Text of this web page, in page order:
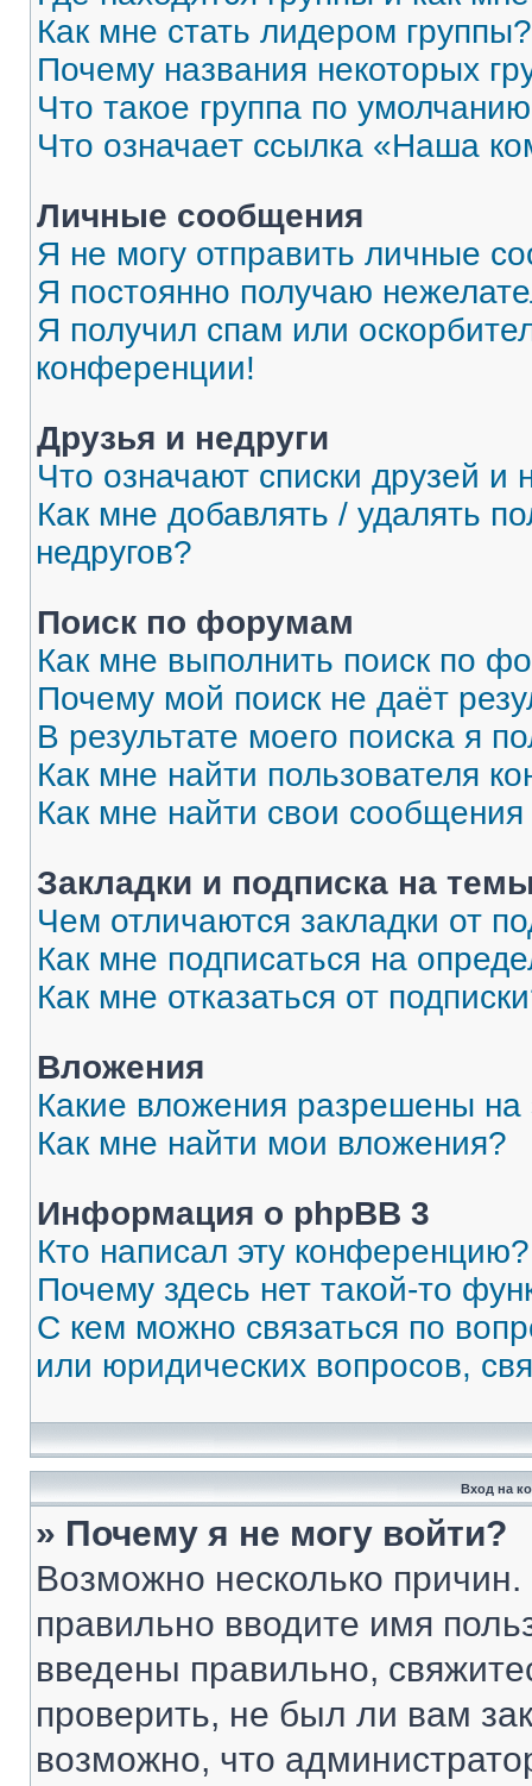
Как мне стать лидером группы?
Почему названия некоторых
Что такое группа по
Что означает ссылка «Наша
Личные сообщения
Я не могу отправить личные
Я постоянно получаю
Я получил спам или
конференции!
Друзья и недруги
Что означают списки друзей и
Как мне добавлять / удалять
недругов?
Поиск по форумам
Как мне выполнить поиск по
Почему мой поиск не даёт
В результате моего поиска я
Как мне найти пользователя
Как мне найти свои
Закладки и подписка на
Чем отличаются закладки от
Как мне подписаться на
Как мне отказаться от
Вложения
Какие вложения разрешены
Как мне найти мои вложения?
Информация о phpBB 3
Кто написал эту конференцию?
Почему здесь нет такой-то
С кем можно связаться по
или юридических вопросов,
Вход на
» Почему я не могу войти?
Возможно несколько
правильно вводите имя
введены правильно,
проверить, не был ли вам
возможно, что